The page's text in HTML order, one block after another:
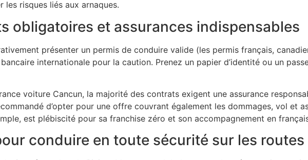
les risques liés aux arnaques.
obligatoires et assurances indispensables
présenter un permis de conduire valide (les permis français,
bancaire internationale pour la caution. Prenez un papier d’identité ou un
voiture Cancun, la majorité des contrats exigent une assurance
d’opter pour une offre couvrant également les dommages, vol et
est plébiscité pour sa franchise zéro et son accompagnement en
conduire en toute sécurité sur les